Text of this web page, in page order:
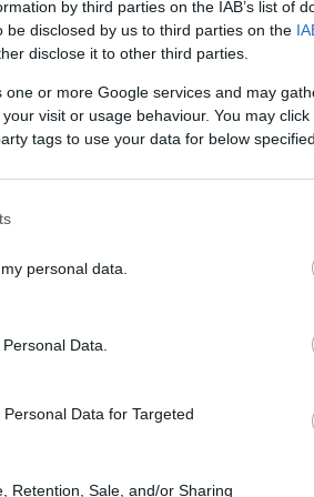
by third parties on the IAB’s list of
disclosed by us to third parties on the
disclose it to other third parties.
or more Google services and may
visit or usage behaviour. You may
tags to use your data for below
personal data.
Data.
Data for Targeted
Retention, Sale, and/or Sharing
competere con i migliori in
particolare attenzione
Yazici. Sarà davvero lui
Facciamo un po’ di
arricchire la rosa di
difficile in classifica.
il club ha dovuto
essere ben ponderate.
mercato. La gestione
per garantire un buon